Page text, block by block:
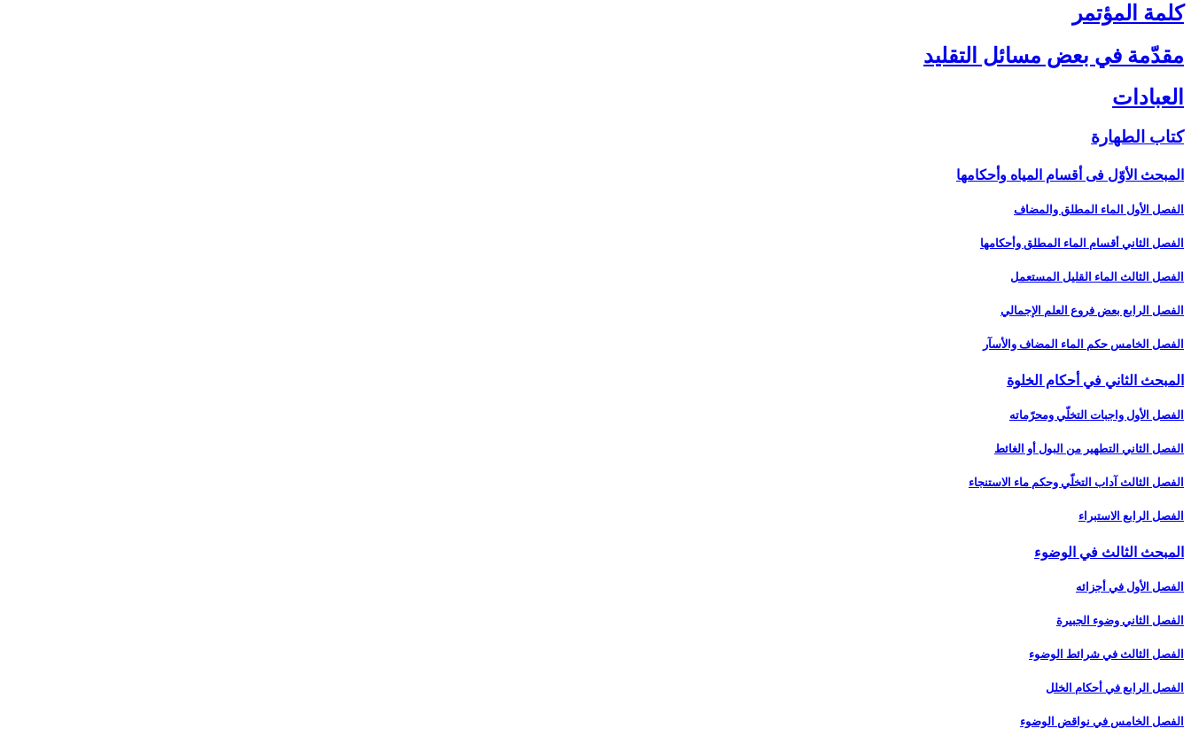
كلمة المؤتمر
مقدّمة في بعض مسائل التقليد
العبادات‏
كتاب الطهارة
المبحث الأوّل فى أقسام المياه وأحكامها
الفصل الأول الماء المطلق والمضاف‏
الفصل الثاني أقسام الماء المطلق وأحكامها
الفصل الثالث الماء القليل المستعمل‏
الفصل الرابع بعض فروع العلم الإجمالي‏
الفصل الخامس حكم الماء المضاف والأسآر
المبحث الثاني في أحكام الخلوة
الفصل الأول واجبات التخلّي ومحرّماته‏
الفصل الثاني التطهير من البول أو الغائط
الفصل الثالث آداب التخلّي وحكم ماء الاستنجاء
الفصل الرابع الاستبراء
المبحث الثالث في الوضوء
الفصل الأول في أجزائه‏
الفصل الثاني وضوء الجبيرة
الفصل الثالث في شرائط الوضوء
الفصل الرابع في أحكام الخلل
الفصل الخامس في نواقض الوضوء